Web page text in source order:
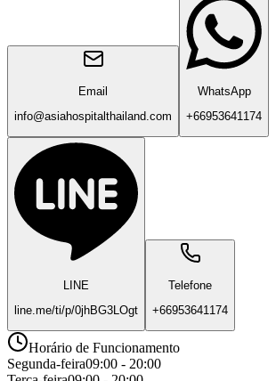
Email
info@asiahospitalthailand.com
WhatsApp
+66953641174
LINE
line.me/ti/p/0jhBG3LOgt
Telefone
+66953641174
Horário de Funcionamento
Segunda-feira09:00 - 20:00